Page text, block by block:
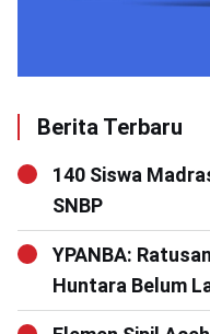
Berita Terbaru
140 Siswa
SNBP
YPANBA:
Huntara Belum